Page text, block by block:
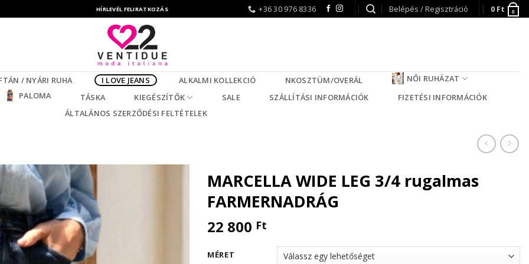
HÍRLEVÉL FELIRATKOZÁS +36 30 976 8336 Belépés / Regisztráció 0 Ft 0
/ NYÁRI RUHA I LOVE JEANS ALKALMI KOLLEKCIÓ NKOSZTÜM/OVERÁL
NŐI RUHÁZAT
PALOMA TÁSKA KIEGÉSZÍTŐK SALE SZÁLLÍTÁSI INFORMÁCIÓK
FIZETÉSI INFORMÁCIÓK
ÁLTALÁNOS SZERZŐDÉSI FELTÉTELEK
MARCELLA WIDE LEG 3/4 rugalmas
FARMERNADRÁG
22 800 Ft
MÉRET